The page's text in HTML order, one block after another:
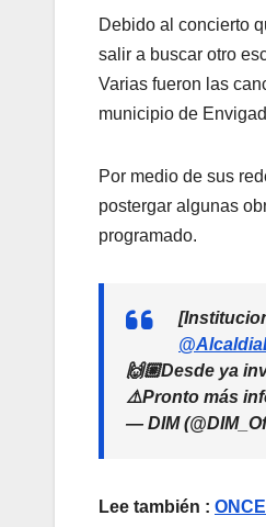
Debido al concierto
salir a buscar otro
Varias fueron las
municipio de
Por medio de sus
postergar algunas
programado.
🙌🏼Desde ya
⚠️Pronto más
— DIM
Lee también :